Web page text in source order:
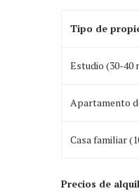
Tipo de
Estudio (30-40
Apartamento
Casa familiar
Precios de